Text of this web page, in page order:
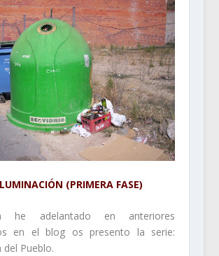
(PRIMERA FASE)
he adelantado en anteriores
en el blog os presento la serie:
del Pueblo.